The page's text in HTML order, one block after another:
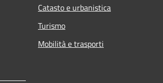
Catasto e urbanistica
Turismo
Mobilità e trasporti